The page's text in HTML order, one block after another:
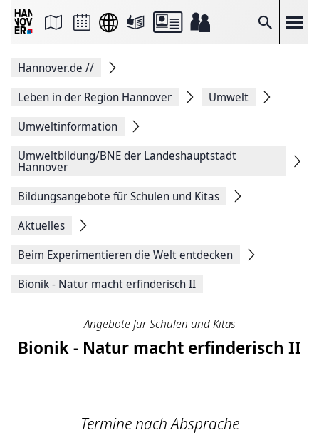
Suche
Seite
Facebook
teilen
Seitenlink
Seite
Drucken
Hannover.de //
Leben in der Region Hannover
Umwelt
Umweltinformation
Umweltbildung/BNE der Landeshauptstadt
Hannover
Bildungsangebote für Schulen und Kitas
Aktuelles
Beim Experimentieren die Welt entdecken
Bionik - Natur macht erfinderisch II
Angebote für Schulen und Kitas
Bionik - Natur macht erfinderisch II
Termine nach Absprache